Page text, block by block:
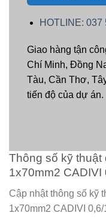
HOTLINE: 037
Giao hàng tận
Chí Minh, Đồng
Tàu, Cần Thơ,
tiến độ của dự án.
Thông số kỹ thuật
1x70mm2 CADIVI
Cập nhật thông số kỹ
1x70mm2 CADIVI